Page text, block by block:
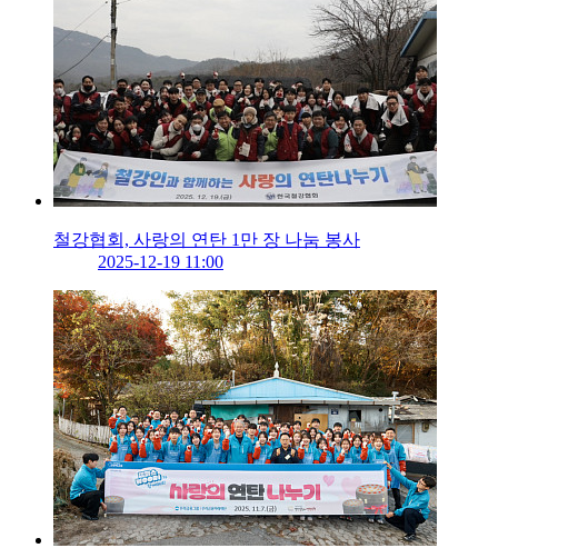
철강협회, 사랑의 연탄 1만 장 나눔 봉사
2025-12-19 11:00